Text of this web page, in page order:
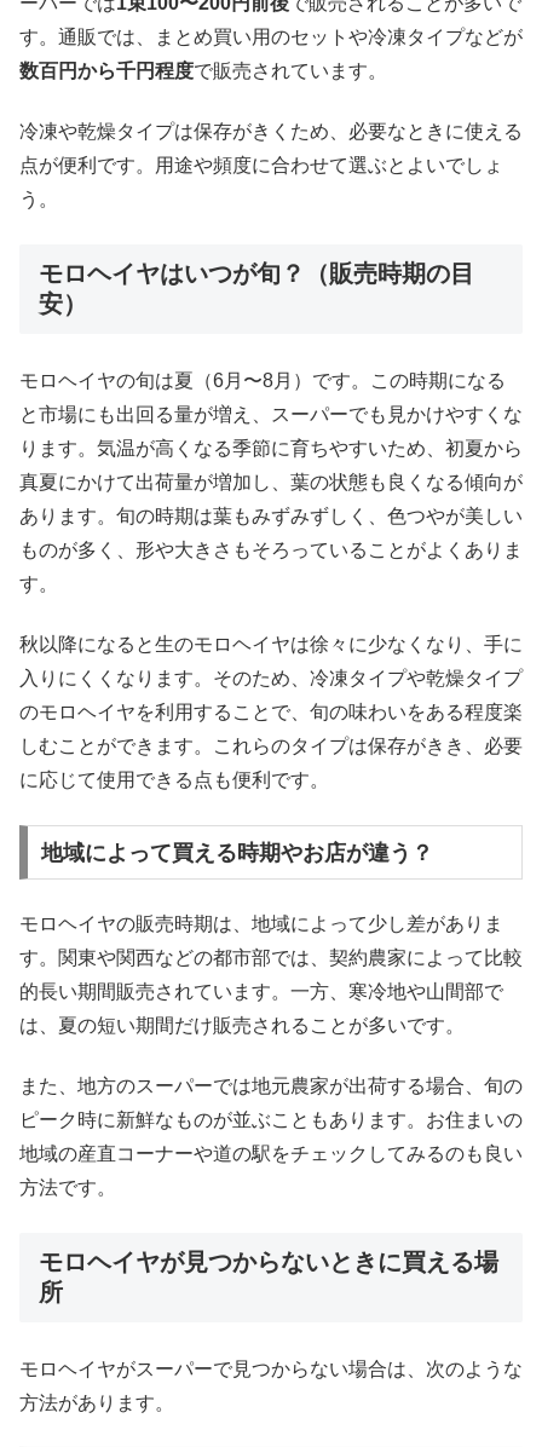
す。通販では、まとめ買い用のセットや冷凍タイプなどが
数百円から千円程度で販売されています。
冷凍や乾燥タイプは保存がきくため、必要なときに使える
点が便利です。用途や頻度に合わせて選ぶとよいでしょ
う。
モロヘイヤはいつが旬？（販売時期の目
安）
モロヘイヤの旬は夏（6月〜8月）です。この時期になる
と市場にも出回る量が増え、スーパーでも見かけやすくな
ります。気温が高くなる季節に育ちやすいため、初夏から
真夏にかけて出荷量が増加し、葉の状態も良くなる傾向が
あります。旬の時期は葉もみずみずしく、色つやが美しい
ものが多く、形や大きさもそろっていることがよくありま
す。
秋以降になると生のモロヘイヤは徐々に少なくなり、手に
入りにくくなります。そのため、冷凍タイプや乾燥タイプ
のモロヘイヤを利用することで、旬の味わいをある程度楽
しむことができます。これらのタイプは保存がきき、必要
に応じて使用できる点も便利です。
地域によって買える時期やお店が違う？
モロヘイヤの販売時期は、地域によって少し差がありま
す。関東や関西などの都市部では、契約農家によって比較
的長い期間販売されています。一方、寒冷地や山間部で
は、夏の短い期間だけ販売されることが多いです。
また、地方のスーパーでは地元農家が出荷する場合、旬の
ピーク時に新鮮なものが並ぶこともあります。お住まいの
地域の産直コーナーや道の駅をチェックしてみるのも良い
方法です。
モロヘイヤが見つからないときに買える場
所
モロヘイヤがスーパーで見つからない場合は、次のような
方法があります。